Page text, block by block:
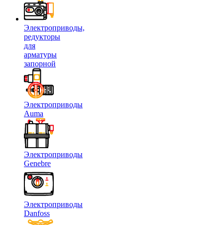
Электроприводы,
редукторы
для
арматуры
запорной
Электроприводы
Auma
Электроприводы
Genebre
Электроприводы
Danfoss